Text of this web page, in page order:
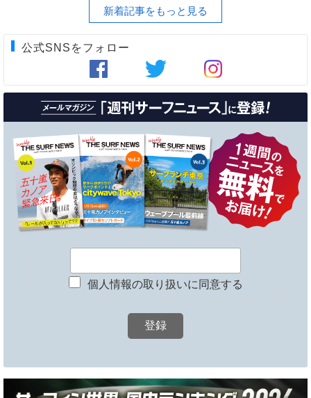
新着記事をもっと見る
公式SNSをフォロー
個人情報の取り扱いに同意する